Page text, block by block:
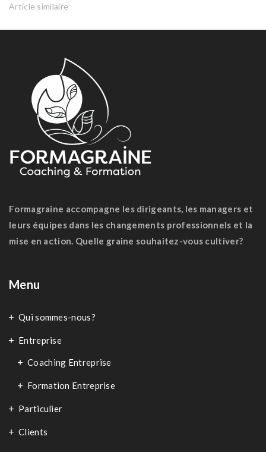
Article similaire
Formagraine accompagne les dirigeants, les managers et
leurs équipes dans les changements professionnels et la
mise en action. Quelle graine souhaitez-vous cultiver?
Menu
Qui sommes-nous?
Entreprise
Coaching Entreprise
Formation Entreprise
Particulier
Clients